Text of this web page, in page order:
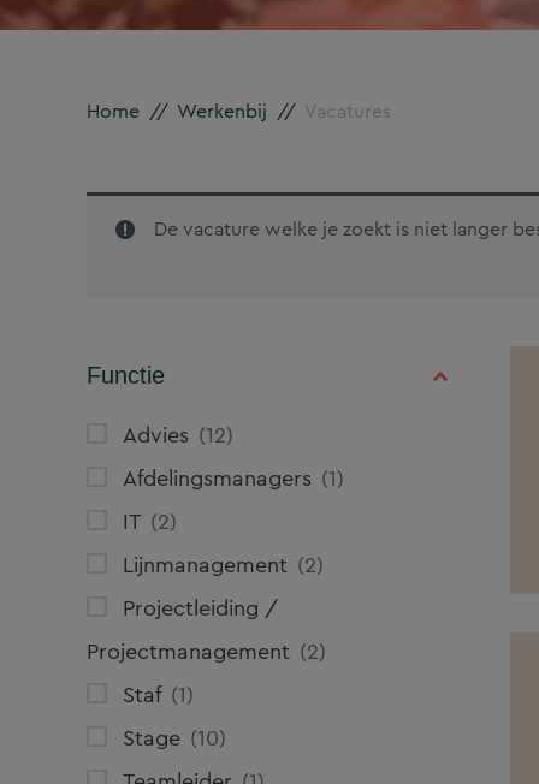
Home // Werkenbij // Vacatures
De vacature welke je zoekt is niet langer
Functie
Advies
12
Afdelingsmanagers
1
IT 2
Lijnmanagement 2
Projectleiding /
Projectmanagement 2
Staf 1
Stage 10